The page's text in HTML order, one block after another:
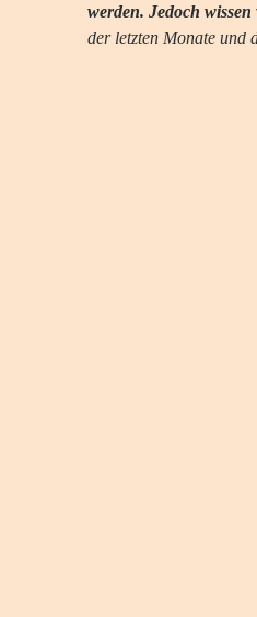
werden. Jedoch
der letzten Monate und